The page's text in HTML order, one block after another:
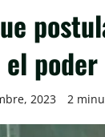
poder
2023 2